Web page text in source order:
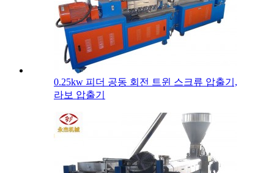
0.25kw 피더 공동 회전 트윈 스크류 압출기,
라보 압출기